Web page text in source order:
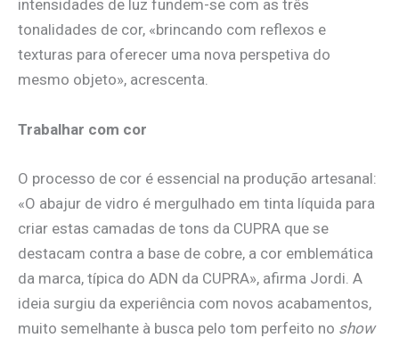
intensidades de luz fundem-se com as três
tonalidades de cor, «brincando com reflexos e
texturas para oferecer uma nova perspetiva do
mesmo objeto», acrescenta.
Trabalhar com cor
O processo de cor é essencial na produção artesanal:
«O abajur de vidro é mergulhado em tinta líquida para
criar estas camadas de tons da CUPRA que se
destacam contra a base de cobre, a cor emblemática
da marca, típica do ADN da CUPRA», afirma Jordi. A
ideia surgiu da experiência com novos acabamentos,
muito semelhante à busca pelo tom perfeito no show